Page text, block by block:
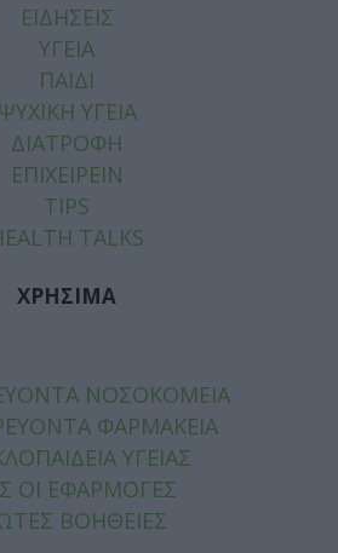
ΕΙΔΗΣΕΙΣ
ΥΓΕΙΑ
ΠΑΙΔΙ
ΨΥΧΙΚΗ ΥΓΕΙΑ
ΔΙΑΤΡΟΦΗ
ΕΠΙΧΕΙΡΕΙΝ
TIPS
TALKS
ΧΡΗΣΙΜΑ
ΝΟΣΟΚΟΜΕΙΑ
ΦΑΡΜΑΚΕΙΑ
ΥΓΕΙΑΣ
ΟΙ ΕΦΑΡΜΟΓΕΣ
ΒΟΗΘΕΙΕΣ